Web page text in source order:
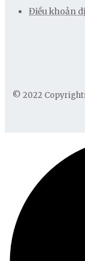
Điều khoản
© 2022